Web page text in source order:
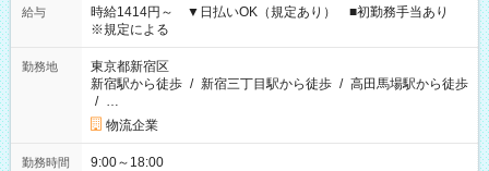
給与
時給1414円～ ▼日払いOK（規定あり） ■初勤務手当あり
※規定による
勤務地
東京都新宿区
新宿駅から徒歩 / 新宿三丁目駅から徒歩 / 高田馬場駅から徒歩
/ …
物流企業
勤務時間 9:00～18:00